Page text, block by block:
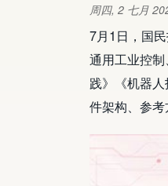
周四, 2 七月
7月1日，国
通用工业控
践》《机器
件架构、参考